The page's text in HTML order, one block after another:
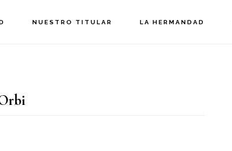
NUESTRO TITULAR LA HERMANDAD